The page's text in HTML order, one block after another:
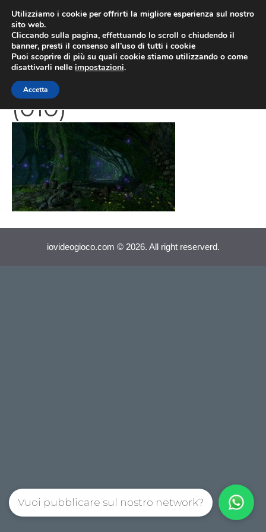
contenuto
Final Fantasy 14
(010)
iovideogioco.com © 2026. All right reserverd.
Utilizziamo i cookie per offrirti la migliore esperienza sul nostro
sito web.
Cliccando sulla pagina, effettuando lo scroll o chiudendo il
banner, presti il consenso all’uso di tutti i cookie
Puoi scoprire di più su quali cookie stiamo utilizzando o come
disattivarli nelle impostazioni.
Accetta
Vuoi pubblicare sul nostro network?